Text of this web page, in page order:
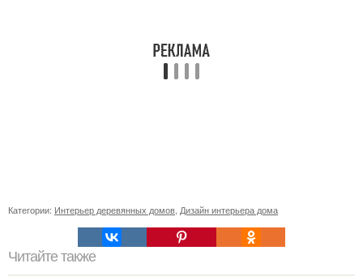
Категории: Интерьер деревянных домов Дизайн интерьера дома
Читайте также